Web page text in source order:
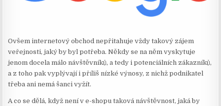
Ovšem internetový obchod nepřitahuje vždy takový zájem
veřejnosti, jaký by byl potřeba. Někdy se na něm vyskytuje
jenom docela málo návštěvníků, a tedy i potenciálních zákazníků,
a z toho pak vyplývají i příliš nízké výnosy, z nichž podnikatel
třeba ani nemá šanci vyžít.
A co se dělá, když není v e-shopu taková návštěvnost, jaká by